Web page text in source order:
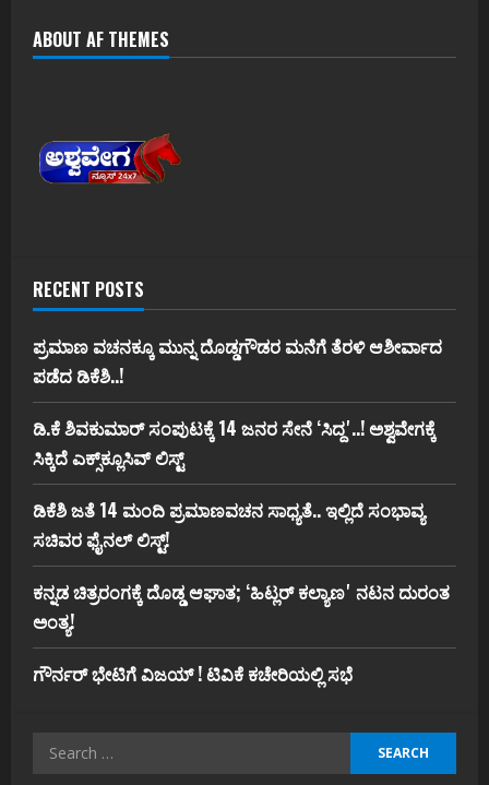
ABOUT AF THEMES
RECENT POSTS
ಪ್ರಮಾಣ ವಚನಕ್ಕೂ ಮುನ್ನ ದೊಡ್ಡಗೌಡರ ಮನೆಗೆ ತೆರಳಿ ಆಶೀರ್ವಾದ
ಪಡೆದ ಡಿಕೆಶಿ..!
ಡಿ.ಕೆ ಶಿವಕುಮಾರ್‌ ಸಂಪುಟಕ್ಕೆ 14 ಜನರ ಸೇನೆ ʻಸಿದ್ದʼ..! ಅಶ್ವವೇಗಕ್ಕೆ
ಸಿಕ್ಕಿದೆ ಎಕ್ಸ್‌ಕ್ಲೂಸಿವ್‌ ಲಿಸ್ಟ್‌
ಡಿಕೆಶಿ ಜತೆ 14 ಮಂದಿ ಪ್ರಮಾಣವಚನ ಸಾಧ್ಯತೆ.. ಇಲ್ಲಿದೆ ಸಂಭಾವ್ಯ
ಸಚಿವರ ಫೈನಲ್ ಲಿಸ್ಟ್‌!
ಕನ್ನಡ ಚಿತ್ರರಂಗಕ್ಕೆ ದೊಡ್ಡ ಆಘಾತ; ʻಹಿಟ್ಲರ್ ಕಲ್ಯಾಣʼ ನಟನ ದುರಂತ
ಅಂತ್ಯ!
ಗೌರ್ನರ್‌ ಭೇಟಿಗೆ ವಿಜಯ್‌ ! ಟಿವಿಕೆ ಕಚೇರಿಯಲ್ಲಿ ಸಭೆ
Search